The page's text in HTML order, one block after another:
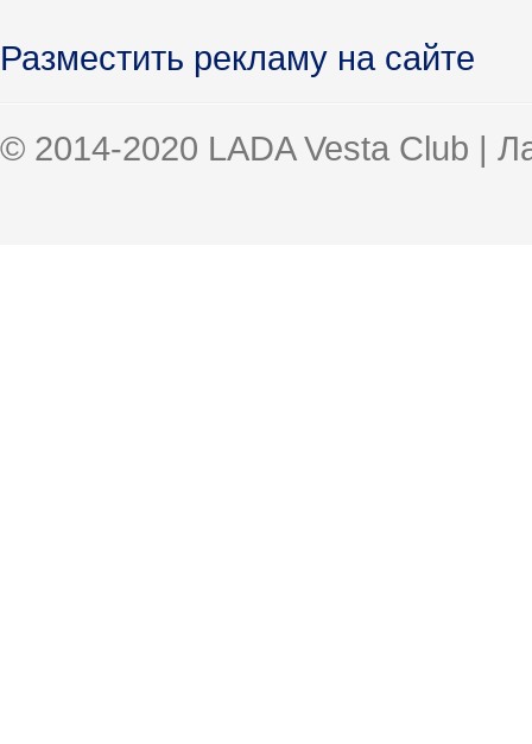
Разместить рекламу на сайте
© 2014-2020 LADA Vesta Club |